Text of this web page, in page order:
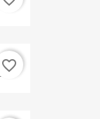
favorite_border